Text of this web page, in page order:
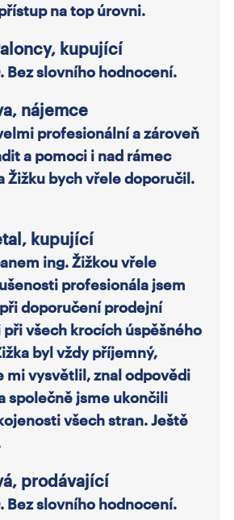
na top úrovni.
kupující
Bez slovního hodnocení.
nájemce
profesionální a zároveň
a pomoci i nad rámec
Žižku bych vřele doporučil.
kupující
ing. Žižkou vřele
profesionála jsem
doporučení prodejní
všech krocích úspěšného
byl vždy příjemný,
mi vysvětlil, znal odpovědi
společně jsme ukončili
všech stran. Ještě
prodávající
Bez slovního hodnocení.